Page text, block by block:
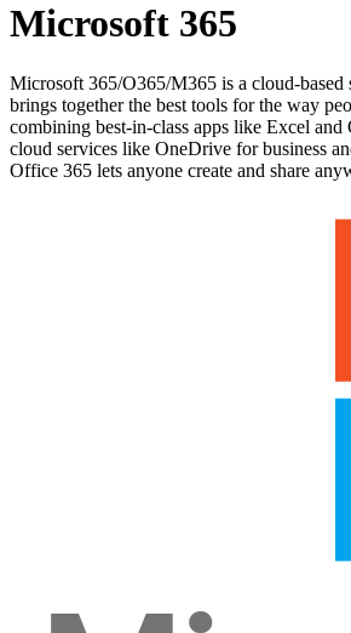
Microsoft 365
Microsoft 365/O365/M365 is a cloud-based
brings together the best tools for the way
combining best-in-class apps like Excel
cloud services like OneDrive for business
Office 365 lets anyone create and share